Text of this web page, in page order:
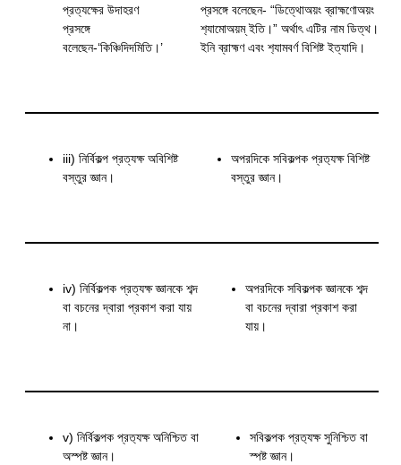
প্রত্যক্ষের উদাহরণ
প্রসঙ্গে
বলেছেন-‘কিঞ্চিদিদমিতি।’
প্রসঙ্গে বলেছেন- “ডিত্থোঅয়ং ব্রাহ্মণোঅয়ং
শ‍্যামোঅয়ম্ ইতি।” অর্থাৎ এটির নাম ডিত্থ।
ইনি ব্রাহ্মণ এবং শ‍্যামবর্ণ বিশিষ্ট ইত্যাদি।
iii) নির্বিকল্প প্রত্যক্ষ অবিশিষ্ট
বস্তুর জ্ঞান।
অপরদিকে সবিকল্পক প্রত‍্যক্ষ বিশিষ্ট
বস্তুর জ্ঞান।
iv) নির্বিকল্পক প্রত্যক্ষ জ্ঞানকে শব্দ
বা বচনের দ্বারা প্রকাশ করা যায়
না।
অপরদিকে সবিকল্পক জ্ঞানকে শব্দ
বা বচনের দ্বারা প্রকাশ করা
যায়।
v) নির্বিকল্পক প্রত‍্যক্ষ অনিশ্চিত বা
অস্পষ্ট জ্ঞান।
সবিকল্পক প্রত‍্যক্ষ সুনিশ্চিত বা
স্পষ্ট জ্ঞান।